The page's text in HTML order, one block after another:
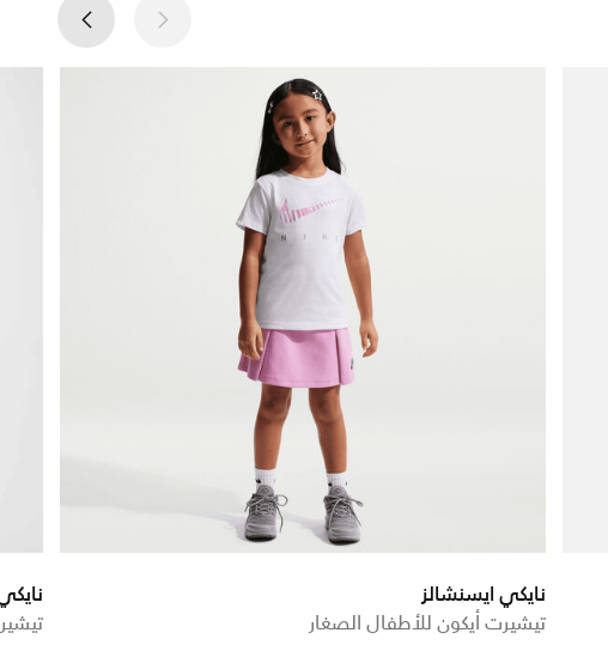
نايكي ايسنشالز
تيشيرت أيكون للأطفال الصغار